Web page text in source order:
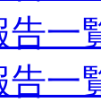
告一
告一